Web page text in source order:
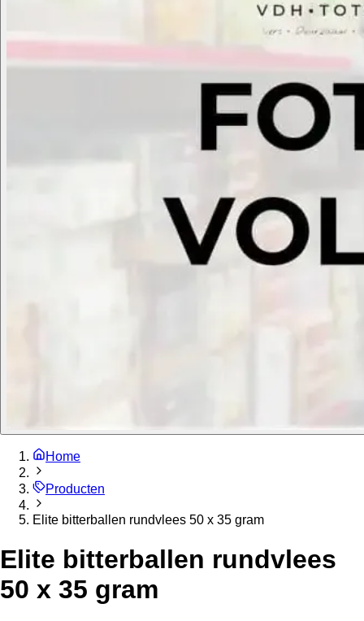
Home
Producten
Elite bitterballen rundvlees 50 x 35 gram
Elite bitterballen rundvlees
50 x 35 gram